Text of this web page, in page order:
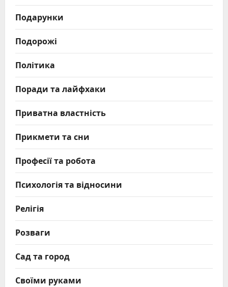
Подарунки
Подорожі
Політика
Поради та лайфхаки
Приватна властність
Прикмети та сни
Професії та робота
Психологія та відносини
Релігія
Розваги
Сад та город
Своїми руками